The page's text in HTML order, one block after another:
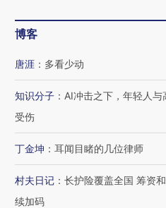
博客
唐涯 ： 多看少动
知识分子 ： AI冲击之下，年轻人与
受伤
丁金坤 ： 耳闻目睹的几位律师
村夫日记 ： 长护险覆盖全国 筹资
续加码